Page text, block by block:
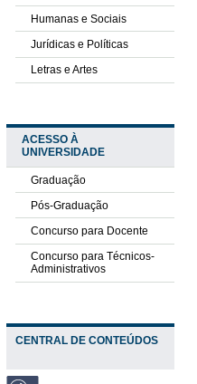
Humanas e Sociais
Jurídicas e Políticas
Letras e Artes
ACESSO À
UNIVERSIDADE
Graduação
Pós-Graduação
Concurso para Docente
Concurso para Técnicos-
Administrativos
CENTRAL DE CONTEÚDOS